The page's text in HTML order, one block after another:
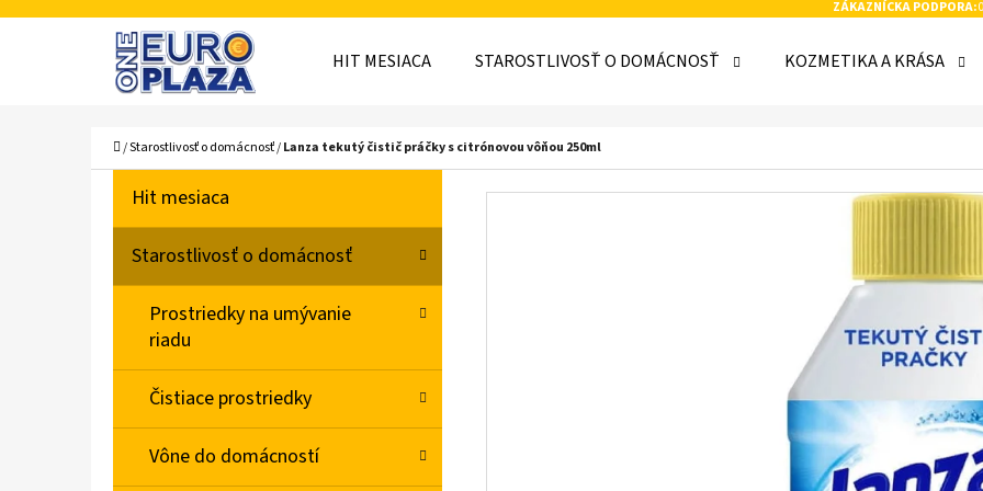
Prejsť
ZÁKAZNÍCKA PODPORA:
HIT MESIACA STAROSTLIVOSŤ O DOMÁCNOSŤ KOZMETIKA A KRÁSA
Domov
/Starostlivosť o domácnosť/Lanza tekutý čistič práčky s citrónovou vôňou 250ml
N
N
Preskočiť
kategórie
G
Hit mesiaca
Starostlivosť o domácnosť
Prostriedky na umývanie
riadu
Čistiace prostriedky
Vône do domácností
K
Späť
Späť
ČO POTREBUJETE NÁJSŤ?